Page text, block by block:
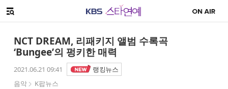
메뉴 열기
NCT DREAM, 리패키지 앨범 수록곡
‘Bungee’의 펑키한 매력
2021.06.21 09:41
랭킹뉴스
음악
K팝뉴스
페이스북
트위터
네이버
URL복사
글씨 작게보기
글씨 크게보기
해시태그